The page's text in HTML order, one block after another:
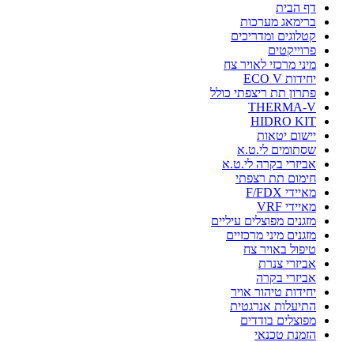
דף הבית
ברימאג מערכות
קטלוגים ומדריכים
פרוייקטים
מיני מרכזי לאויר צח
יחידות ECO V
פתרון תת ריצפתי כולל
THERMA-V
HIDRO KIT
יישום יטאות
שסתומים לי.ט.א
אביזרי בקרה לי.ט.א
חימום תת רצפתי
מאיידי F/FDX
מאיידי VRF
מזגנים מפוצלים עיליים
מזגנים מיני מרכזיים
טיפול באויר צח
אביזרי צנרת
אביזרי בקרה
יחידות טיהור אויר
התיעלות אנרגטית
מפוצלים בודדים
הזמנת טכנאי